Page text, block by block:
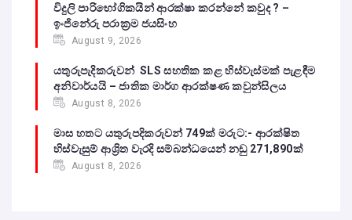
විදුලි පාරිභෝගිකයින් ආරක්ෂා කරන්නේ කවුද ? –
ඉංජිනේරු පරාක්‍රම ජයසිංහ
August 9, 2026
යතුරුපැදිකරුවන් SLS සහතික කළ හිස්වැස්මක් පැළඳීම
අනිවාර්යයි – ජාතික මාර්ග ආරක්ෂණ කවුන්සිලය
August 8, 2026
මාස හතට යතුරුපදිකරුවන් 749ක් මරුට:- ආරක්ෂිත
හිස්වැසුම් ආශ්‍රිත වැරදි සම්බන්ධයෙන් නඩු 271,890ක්
August 8, 2026